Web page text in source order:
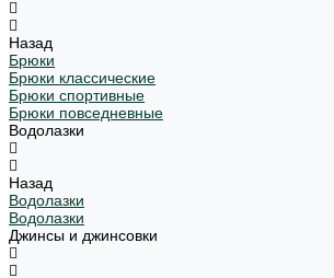
Назад
Брюки
Брюки классические
Брюки спортивные
Брюки повседневные
Водолазки
Назад
Водолазки
Водолазки
Джинсы и джинсовки